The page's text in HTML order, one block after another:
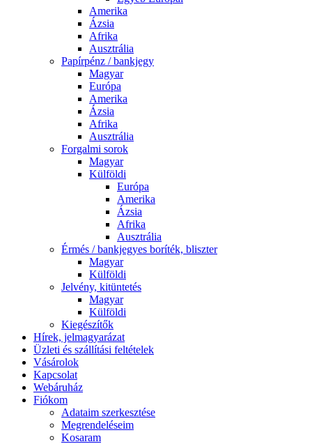
Amerika
Ázsia
Afrika
Ausztrália
Papírpénz / bankjegy
Magyar
Európa
Amerika
Ázsia
Afrika
Ausztrália
Forgalmi sorok
Magyar
Külföldi
Európa
Amerika
Ázsia
Afrika
Ausztrália
Érmés / bankjegyes boríték, bliszter
Magyar
Külföldi
Jelvény, kitüntetés
Magyar
Külföldi
Kiegészítők
Hírek, jelmagyarázat
Üzleti és szállítási feltételek
Vásárolok
Kapcsolat
Webáruház
Fiókom
Adataim szerkesztése
Megrendeléseim
Kosaram